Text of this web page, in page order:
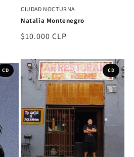
CIUDAD NOCTURNA
Natalia Montenegro
Precio
$10.000 CLP
CD CD